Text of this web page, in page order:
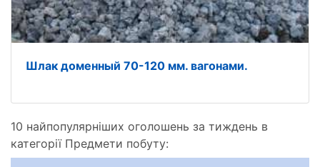
Шлак доменный 70-120 мм. вагонами.
10 найпопулярніших оголошень за тиждень в
категорії Предмети побуту: